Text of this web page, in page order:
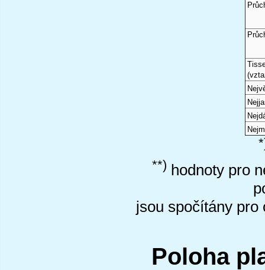
**) hodnoty pro
jsou spočítány pro
Poloha